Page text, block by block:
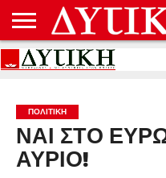
ΑΡΧΙΚΉ
ΕΠΙΚΟΙΝΩΝΊΑ
ΌΡΟΙ
ΠΡΟΣΤΑΣΊΑ
ΠΟΛΙΤΙΚΉ
ΝΑΙ ΣΤΟ
ΑΥΡΙΟ!